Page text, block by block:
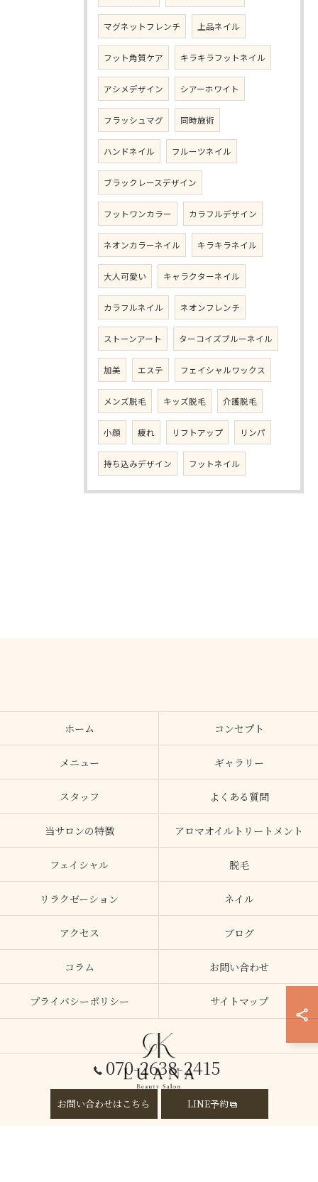
マグネットフレンチ 上品ネイル
フット角質ケア キラキラフットネイル
アシメデザイン シアーホワイト
フラッシュマグ 同時施術
ハンドネイル フルーツネイル
ブラックレースデザイン
フットワンカラー カラフルデザイン
ネオンカラーネイル キラキラネイル
大人可愛い キャラクターネイル
カラフルネイル ネオンフレンチ
ストーンアート ターコイズブルーネイル
加美 エステ フェイシャルワックス
メンズ脱毛 キッズ脱毛 介護脱毛
小顔 疲れ リフトアップ リンパ
持ち込みデザイン フットネイル
070-2638-2415
お問い合わせはこちら LINE予約
ホーム コンセプト
メニュー ギャラリー
スタッフ よくある質問
当サロンの特徴 アロマオイルトリートメント
フェイシャル 脱毛
リラクゼーション ネイル
アクセス ブログ
コラム お問い合わせ
プライバシーポリシー サイトマップ
© 2026 大阪府加美のエステならLUANA ALL RIGHTS RESERVED.